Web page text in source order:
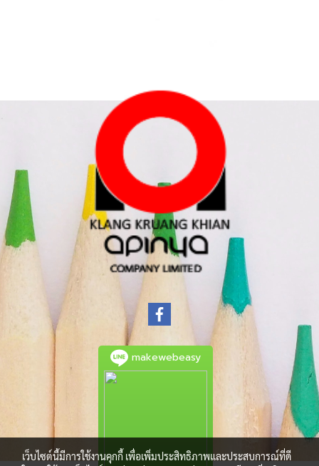
makewebeasy
เว็บไซต์นี้มีการใช้งานคุกกี้ เพื่อเพิ่มประสิทธิภาพและประสบการณ์ที่ดี